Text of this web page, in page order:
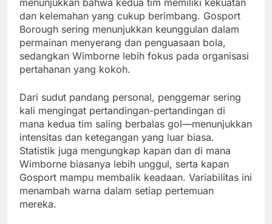
dan kelemahan yang cukup berimbang. Gosport
Borough sering menunjukkan keunggulan dalam
permainan menyerang dan penguasaan bola,
sedangkan Wimborne lebih fokus pada organisasi
pertahanan yang kokoh.
Dari sudut pandang personal, penggemar sering
kali mengingat pertandingan-pertandingan di
mana kedua tim saling berbalas gol—menunjukkan
intensitas dan ketegangan yang luar biasa.
Statistik juga mengungkap kapan dan di mana
Wimborne biasanya lebih unggul, serta kapan
Gosport mampu membalik keadaan. Variabilitas ini
menambah warna dalam setiap pertemuan
mereka.